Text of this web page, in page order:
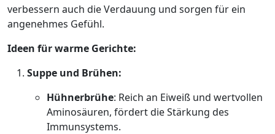
verbessern auch die Verdauung und sorgen für ein
angenehmes Gefühl.
Ideen für warme Gerichte:
Suppe und Brühen:
Hühnerbrühe: Reich an Eiweiß und wertvollen
Aminosäuren, fördert die Stärkung des
Immunsystems.